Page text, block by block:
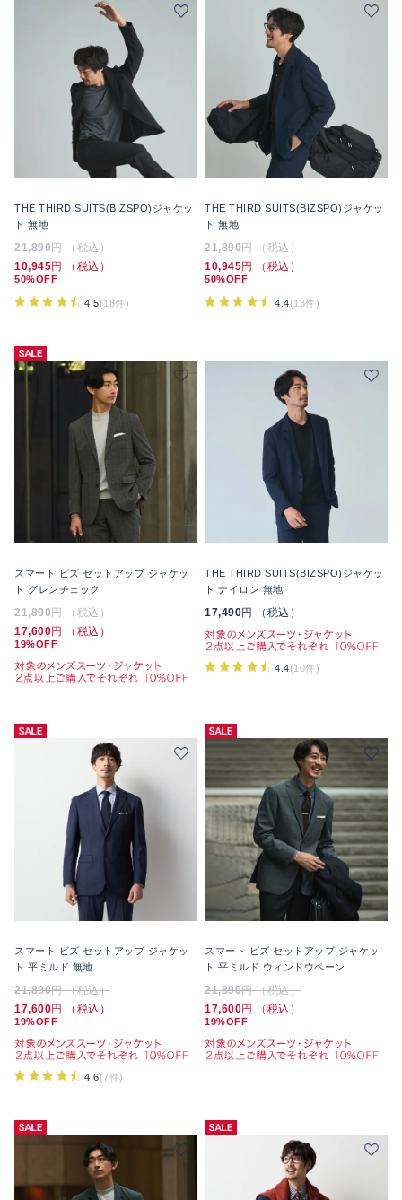
THE THIRD SUITS(BIZSPO)ジャケッ
ト 無地
21,890円 （税込）
10,945円 （税込）
50%OFF
4.5(18件)
THE THIRD SUITS(BIZSPO)ジャケッ
ト 無地
21,890円 （税込）
10,945円 （税込）
50%OFF
4.4(13件)
スマート ビズ セットアップ ジャケッ
ト グレンチェック
21,890円 （税込）
17,600円 （税込）
19%OFF
THE THIRD SUITS(BIZSPO)ジャケッ
ト ナイロン 無地
17,490円 （税込）
4.4(10件)
スマート ビズ セットアップ ジャケッ
ト 平ミルド 無地
21,890円 （税込）
17,600円 （税込）
19%OFF
4.6(7件)
スマート ビズ セットアップ ジャケッ
ト 平ミルド ウィンドウペーン
21,890円 （税込）
17,600円 （税込）
19%OFF